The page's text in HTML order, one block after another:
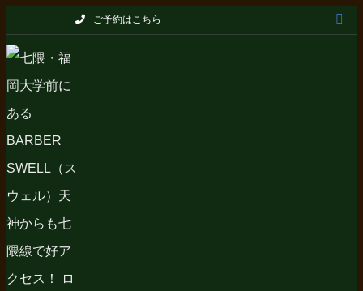
to
ご予約はこちら